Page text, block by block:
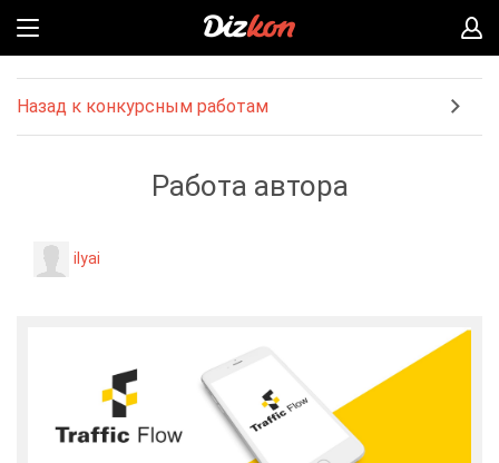
Назад к конкурсным работам
Работа автора
ilyai